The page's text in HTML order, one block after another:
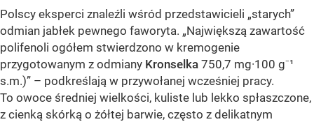
Polscy eksperci znaleźli wśród przedstawicieli „starych”
odmian jabłek pewnego faworyta. „Największą zawartość
polifenoli ogółem stwierdzono w kremogenie
przygotowanym z odmiany Kronselka 750,7 mg·100 g⁻¹
s.m.)” – podkreślają w przywołanej wcześniej pracy.
To owoce średniej wielkości, kuliste lub lekko spłaszczone,
z cienką skórką o żółtej barwie, często z delikatnym